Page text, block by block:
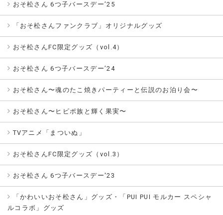
おそ松さん 6つ子バースデー’25
「おそ松さんファンクラブ」オリジナルグッズ
おそ松さんFC限定グッズ（vol.4）
おそ松さん 6つ子バースデー’24
おそ松さん〜魂のたこ焼きパーティーと伝説のお泊り会〜
おそ松さん〜ヒピポ族と輝く果実〜
TVアニメ「まついぬ」
おそ松さんFC限定グッズ（vol.3）
おそ松さん 6つ子バースデー'23
「かわいいおそ松さん」グッズ・「PUI PUI モルカー スペシャ
ルコラボ」グッズ